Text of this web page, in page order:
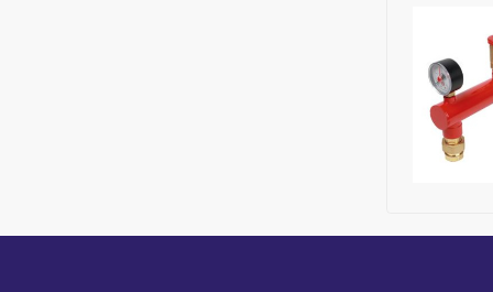
Сменная
Для
Для
Бренд: